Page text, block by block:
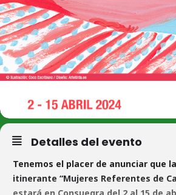
Detalles del evento
Tenemos el placer de anunciar que
itinerante “Mujeres Referentes de